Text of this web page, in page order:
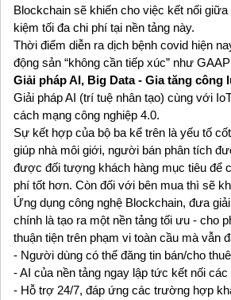
Blockchain sẽ khiến cho việc kết nối
kiệm tối đa chi phí tại nền tảng này.
Thời điểm diễn ra dịch bệnh covid hiện
động sản “không cần tiếp xúc” như
Giải pháp AI, Big Data - Gia tăng
Giải pháp AI (trí tuệ nhân tạo) cùng với
cách mạng công nghiệp 4.0.
Sự kết hợp của bộ ba kể trên là yếu tố
giúp nhà môi giới, người bán phân tích
được đối tượng khách hàng mục tiêu để
phí tốt hơn. Còn đối với bên mua thì sẽ
Ứng dụng công nghệ Blockchain, đưa
chính là tạo ra một nền tảng tối ưu - cho
thuận tiện trên phạm vi toàn cầu mà vẫn
- Người dùng có thể đăng tin bán/cho
- AI của nền tảng ngay lập tức kết nối
- Hỗ trợ 24/7, đáp ứng các trường hợp